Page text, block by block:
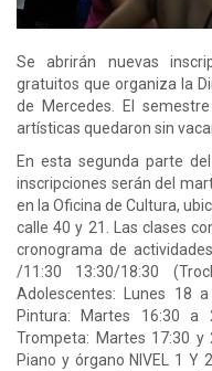
Se abrirán nuevas
gratuitos que organiza la
de Mercedes. El
artísticas quedaron sin
En esta segunda parte
inscripciones serán del
en la Oficina de Cultura,
calle 40 y 21. Las clases
cronograma de
/11:30 13:30/18:30
Adolescentes: Lunes 18
Pintura: Martes 16:30 a
Trompeta: Martes 17:30 y
Piano y órgano NIVEL 1 Y